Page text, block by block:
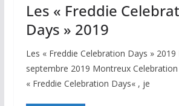
Les « Freddie
Days » 2019
Les « Freddie Celebration Days » 2019
septembre 2019 Montreux
« Freddie Celebration Days« , je